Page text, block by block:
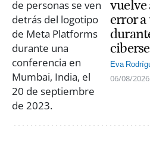
vuelve
error a
Eva
06/08/2026